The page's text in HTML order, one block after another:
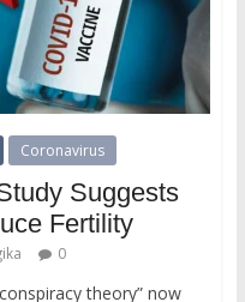
Coronavirus
Suggests
Fertility
0
theory” now